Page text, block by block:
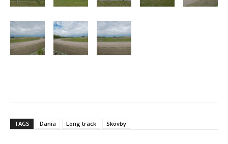
TAGS Dania Long track Skovby